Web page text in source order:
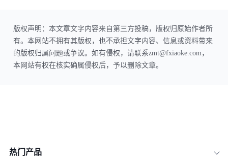
版权声明：本文章文字内容来自第三方投稿，版权归原始作者所
有。本网站不拥有其版权，也不承担文字内容、信息或资料带来
的版权归属问题或争议。如有侵权，请联系zmt@fxiaoke.com，
本网站有权在核实确属侵权后，予以删除文章。
热门产品